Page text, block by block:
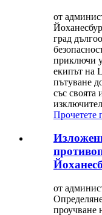
от
град
приключи
екипът на
пътуване
със своята
Прочетете
от
проучване